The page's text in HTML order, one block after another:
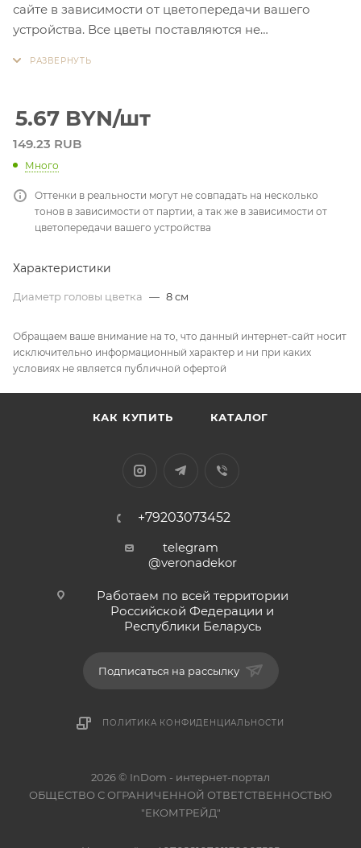
сайте в зависимости от цветопередачи вашего
устройства. Все цветы поставляются не
5.67 BYN/шт
149.23 RUB
Много
Оттенки в реальности могут не совпадать на несколько
тонов в зависимости от партии, а так же в зависимости от
цветопередачи вашего устройства
Характеристики
Диаметр головы цветка — 8 см
Обращаем ваше внимание на то, что данный интернет-сайт носит
исключительно информационный характер и ни при каких
условиях не является публичной офертой
КАК КУПИТЬ КАТАЛОГ
+79203073452
telegram
@veronadekor
Работаем по всей территории
Российской Федерации и
Республики Беларусь
Подписаться на рассылку
ПОЛИТИКА КОНФИДЕНЦИАЛЬНОСТИ
2026 © InDom - интернет-портал
ОБЩЕСТВО С ОГРАНИЧЕННОЙ ОТВЕТСТВЕННОСТЬЮ
"ЕКОМТРЕЙД"